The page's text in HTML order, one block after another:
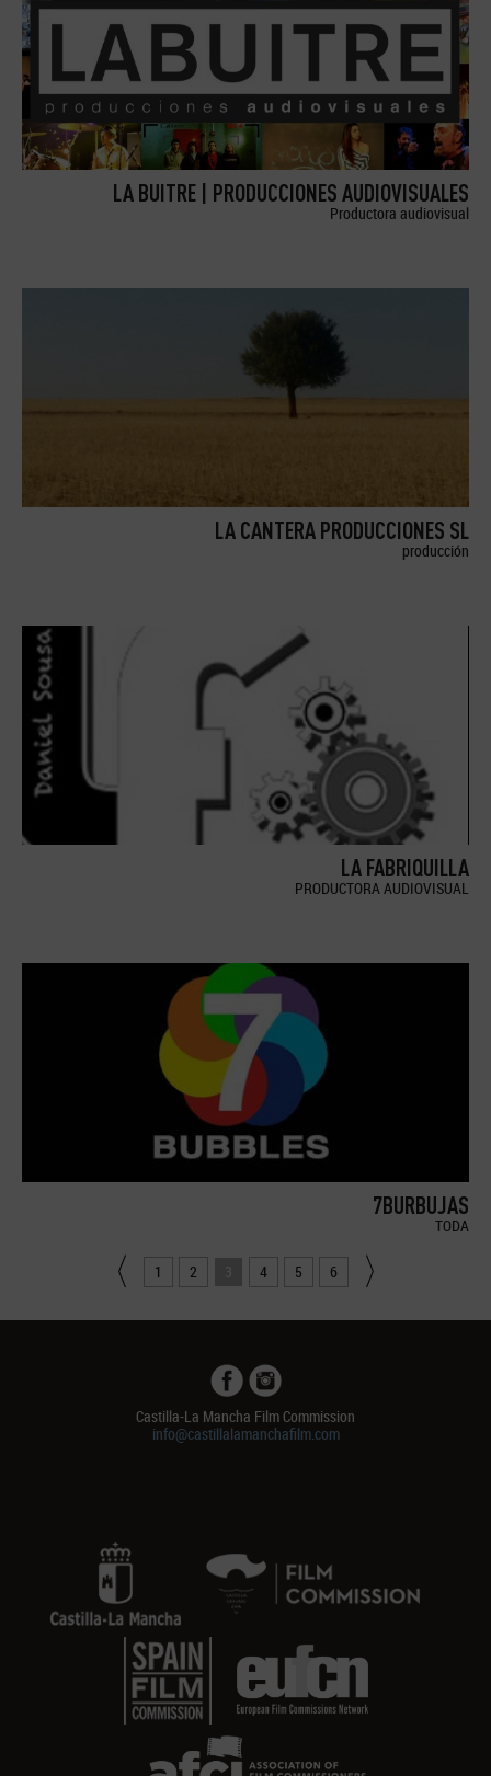
LA BUITRE | PRODUCCIONES AUDIOVISUALES
Productora audiovisual
LA CANTERA PRODUCCIONES SL
producción
LA FABRIQUILLA
PRODUCTORA AUDIOVISUAL
7BURBUJAS
TODA
1 2 3 4 5 6
Castilla-La Mancha Film Commission
info@castillalamanchafilm.com